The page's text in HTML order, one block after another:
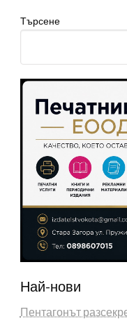
Търсене
Най-нови
Пентагонът